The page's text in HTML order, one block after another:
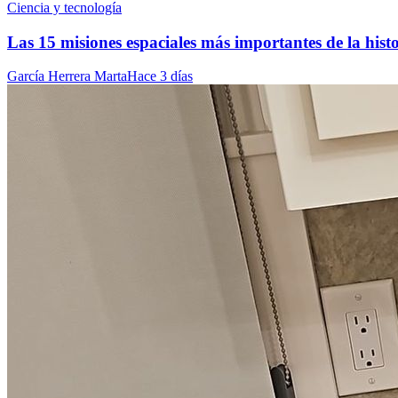
Ciencia y tecnología
Las 15 misiones espaciales más importantes de la
García Herrera MartaHace 3 días